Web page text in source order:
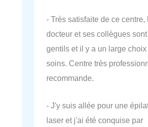
- Très satisfaite de ce centre,
docteur et ses collègues
gentils et il y a un large choix
soins. Centre très
recommande.
- J'y suis allée pour une
laser et j'ai été conquise par